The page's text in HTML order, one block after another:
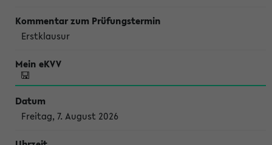
Erstklausur
Freitag, 7. August 2026